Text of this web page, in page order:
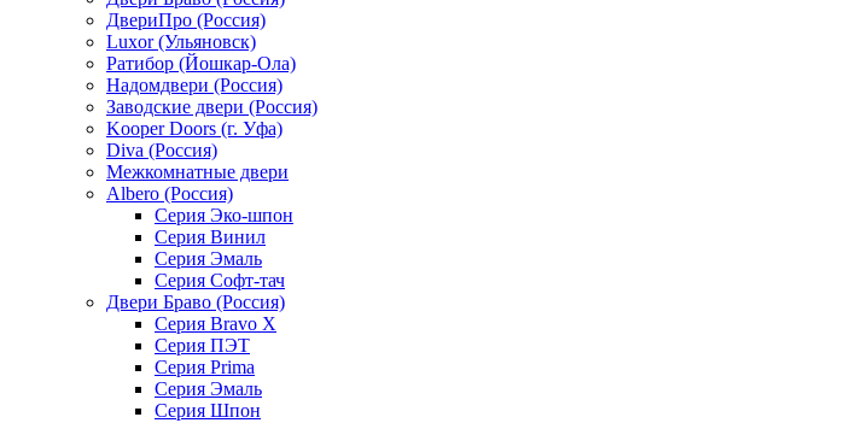
ДвериПро (Россия)
Luxor (Ульяновск)
Ратибор (Йошкар-Ола)
Надомдвери (Россия)
Заводские двери (Россия)
Kooper Doors (г. Уфа)
Diva (Россия)
Межкомнатные двери
Albero (Россия)
Серия Эко-шпон
Серия Винил
Серия Эмаль
Серия Софт-тач
Двери Браво (Россия)
Серия Bravo X
Серия ПЭТ
Серия Prima
Серия Эмаль
Серия Шпон